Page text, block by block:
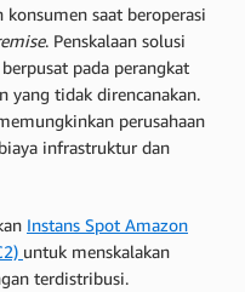
saat beroperasi
. Penskalaan solusi
pada perangkat
yang tidak direncanakan.
perusahaan
infrastruktur dan
Instans Spot Amazon
untuk menskalakan
terdistribusi.